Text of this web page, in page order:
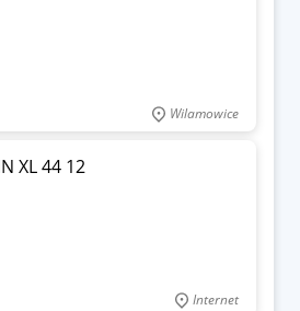
Wilamowice
XL 44 12
Internet